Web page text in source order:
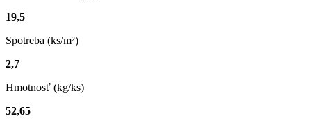
19,5
Spotreba (ks/m²)
2,7
Hmotnosť (kg/ks)
52,65